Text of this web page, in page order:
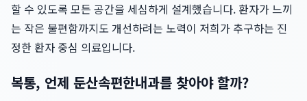
할 수 있도록 모든 공간을 세심하게 설계했습니다. 환자가 느끼
는 작은 불편함까지도 개선하려는 노력이 저희가 추구하는 진
정한 환자 중심 의료입니다.
복통, 언제 둔산속편한내과를 찾아야 할까?